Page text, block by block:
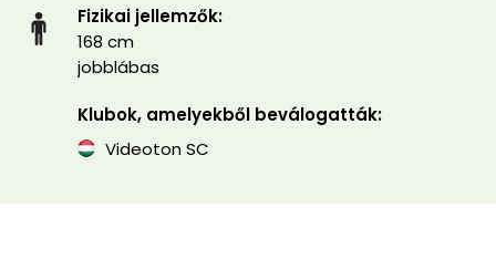
Fizikai jellemzők:
168 cm
jobblábas
Klubok, amelyekből beválogatták:
Videoton SC